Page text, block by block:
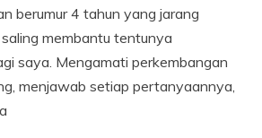
berumur 4 tahun yang jarang
membantu tentunya
saya. Mengamati perkembangan
menjawab setiap pertanyaannya,